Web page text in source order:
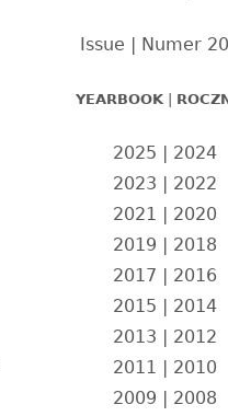
Issue | Numer
YEARBOOK |
2025 | 2024
2023 | 2022
2021 | 2020
2019 | 2018
2017 | 2016
2015 | 2014
2013 | 2012
2011 | 2010
2009 | 2008